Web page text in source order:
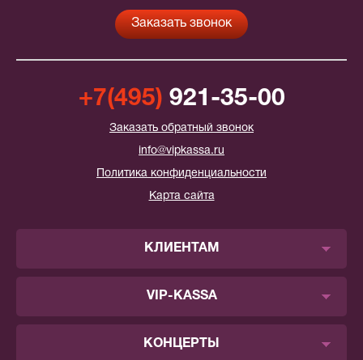
+7(495) 921-35-00
Заказать обратный звонок
info@vipkassa.ru
Политика конфиденциальности
Карта сайта
КЛИЕНТАМ
VIP-KASSA
КОНЦЕРТЫ